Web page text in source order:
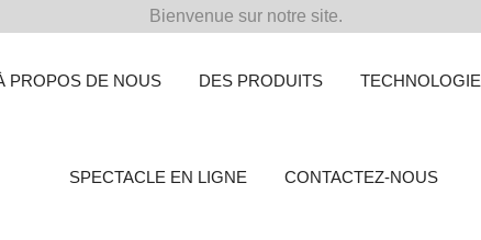
Bienvenue sur notre site.
PROPOS DE NOUS DES PRODUITS TECHNOLOGIE
SPECTACLE EN LIGNE CONTACTEZ-NOUS